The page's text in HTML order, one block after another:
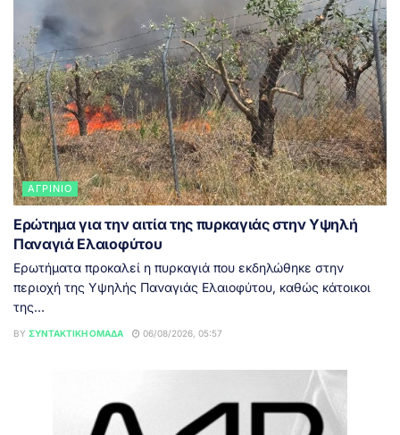
ΑΓΡΊΝΙΟ
Ερώτημα για την αιτία της πυρκαγιάς στην Υψηλή
Παναγιά Ελαιοφύτου
Ερωτήματα προκαλεί η πυρκαγιά που εκδηλώθηκε στην
περιοχή της Υψηλής Παναγιάς Ελαιοφύτου, καθώς κάτοικοι
της...
BY ΣΥΝΤΑΚΤΙΚΉ ΟΜΆΔΑ 06/08/2026, 05:57